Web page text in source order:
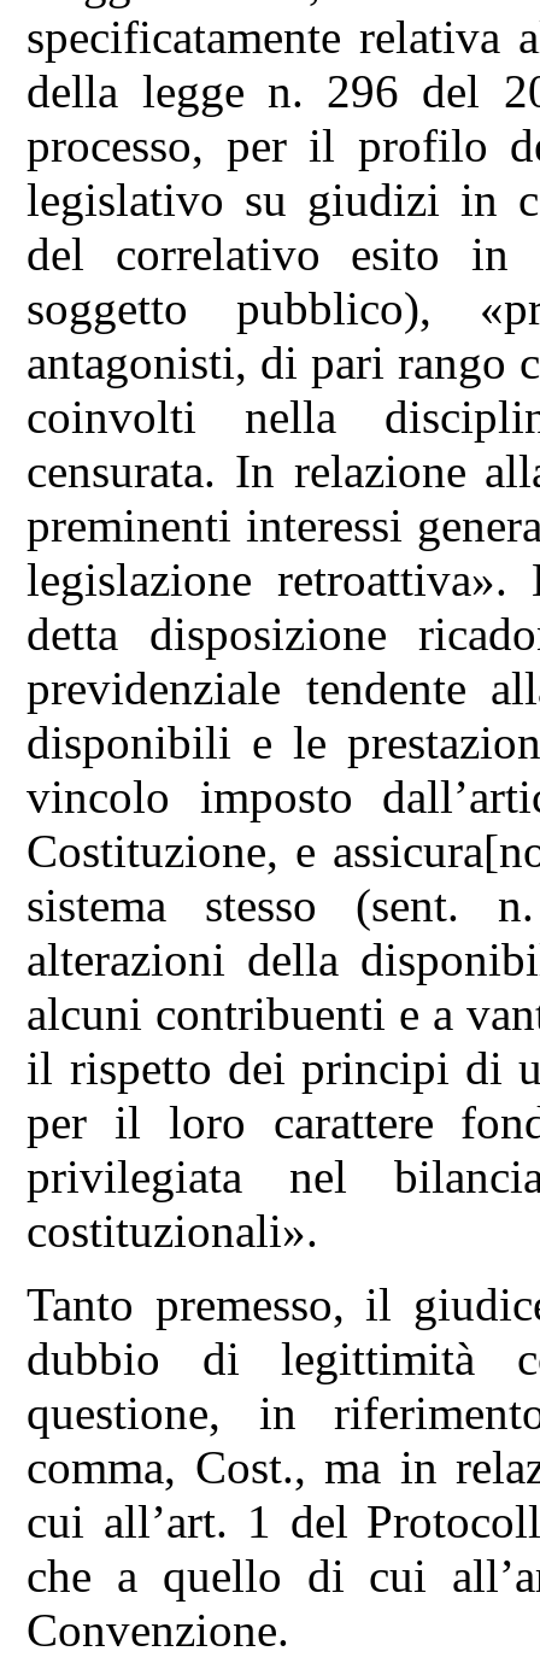
specificatamente relativa
della legge n. 296 del
processo, per il profilo
legislativo su giudizi in
del correlativo esito
soggetto pubblico),
antagonisti, di pari rango
coinvolti nella
censurata. In relazione
preminenti interessi
legislazione
detta disposizione
previdenziale tendente
disponibili e le
vincolo imposto
Costituzione, e
sistema stesso (sent.
alterazioni della
alcuni contribuenti e a
il rispetto dei principi di
per il loro carattere
privilegiata nel
costituzionali».
Tanto premesso, il
dubbio di legittimità
questione, in
comma, Cost., ma in
cui all’art. 1 del
che a quello di cui
Convenzione.